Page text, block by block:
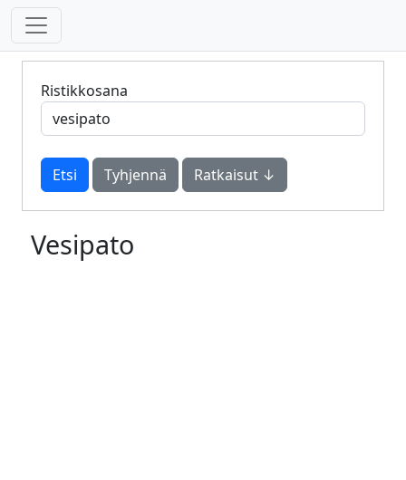
Ristikkosana
Tyhjennä Ratkaisut ↓
Vesipato